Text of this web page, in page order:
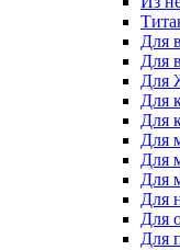
Для
Для
Для
Для
Для
Для
Для
Для
Для
Для
Для